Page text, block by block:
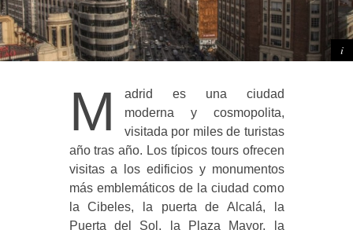
M
adrid es una ciudad
moderna y cosmopolita,
visitada por miles de turistas
año tras año. Los típicos tours ofrecen
visitas a los edificios y monumentos
más emblemáticos de la ciudad como
la Cibeles, la puerta de Alcalá, la
Puerta del Sol, la Plaza Mayor, la